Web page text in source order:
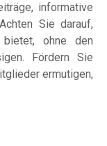
informative
Sie darauf,
ohne den
Fördern Sie
ermutigen,